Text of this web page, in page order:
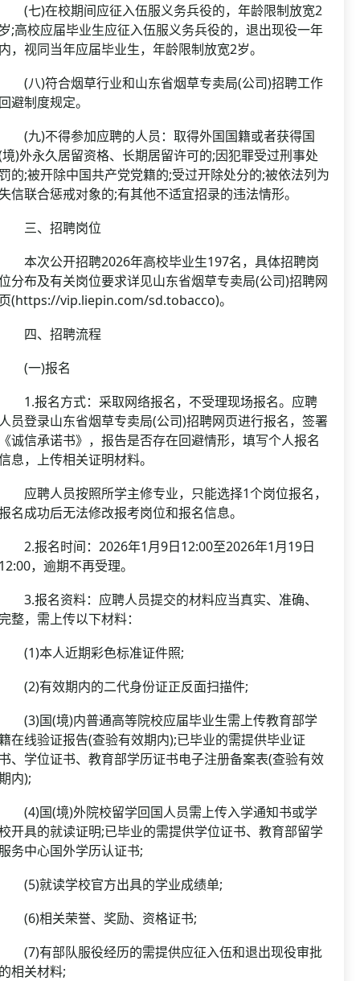
七)在校期间应征入伍服义务兵役的，年龄限制放宽2
;高校应届毕业生应征入伍服义务兵役的，退出现役一年
，视同当年应届毕业生，年龄限制放宽2岁。
八)符合烟草行业和山东省烟草专卖局(公司)招聘工作
避制度规定。
九)不得参加应聘的人员：取得外国国籍或者获得国
)外永久居留资格、长期居留许可的;因犯罪受过刑事处
的;被开除中国共产党党籍的;受过开除处分的;被依法列为
信联合惩戒对象的;有其他不适宜招录的违法情形。
、招聘岗位
次公开招聘2026年高校毕业生197名，具体招聘岗
分布及有关岗位要求详见山东省烟草专卖局(公司)招聘网
(https://vip.liepin.com/sd.tobacco)。
、招聘流程
一)报名
报名方式：采取网络报名，不受理现场报名。应聘
员登录山东省烟草专卖局(公司)招聘网页进行报名，签署
诚信承诺书》，报告是否存在回避情形，填写个人报名
息，上传相关证明材料。
聘人员按照所学主修专业，只能选择1个岗位报名，
名成功后无法修改报考岗位和报名信息。
报名时间：2026年1月9日12:00至2026年1月19日
，逾期不再受理。
报名资料：应聘人员提交的材料应当真实、准确、
整，需上传以下材料：
本人近期彩色标准证件照;
有效期内的二代身份证正反面扫描件;
国(境)内普通高等院校应届毕业生需上传教育部学
在线验证报告(查验有效期内);已毕业的需提供毕业证
、学位证书、教育部学历证书电子注册备案表(查验有效
内);
国(境)外院校留学回国人员需上传入学通知书或学
开具的就读证明;已毕业的需提供学位证书、教育部留学
务中心国外学历认证书;
就读学校官方出具的学业成绩单;
相关荣誉、奖励、资格证书;
有部队服役经历的需提供应征入伍和退出现役审批
相关材料;